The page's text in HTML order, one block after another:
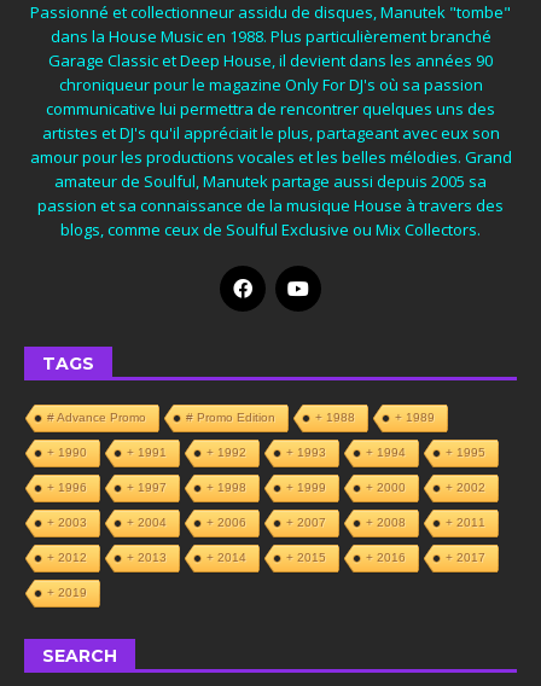
Passionné et collectionneur assidu de disques, Manutek "tombe"
dans la House Music en 1988. Plus particulièrement branché
Garage Classic et Deep House, il devient dans les années 90
chroniqueur pour le magazine Only For DJ's où sa passion
communicative lui permettra de rencontrer quelques uns des
artistes et DJ's qu'il appréciait le plus, partageant avec eux son
amour pour les productions vocales et les belles mélodies. Grand
amateur de Soulful, Manutek partage aussi depuis 2005 sa
passion et sa connaissance de la musique House à travers des
blogs, comme ceux de Soulful Exclusive ou Mix Collectors.
TAGS
# Advance Promo # Promo Edition + 1988 + 1989
+ 1990 + 1991 + 1992 + 1993 + 1994 + 1995
+ 1996 + 1997 + 1998 + 1999 + 2000 + 2002
+ 2003 + 2004 + 2006 + 2007 + 2008 + 2011
+ 2012 + 2013 + 2014 + 2015 + 2016 + 2017
+ 2019
SEARCH